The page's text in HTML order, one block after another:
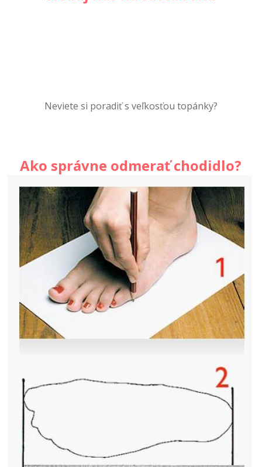
Neviete si poradiť s veľkosťou topánky?
Ako správne odmerať chodidlo?